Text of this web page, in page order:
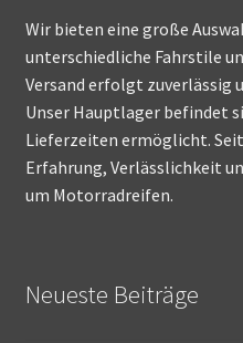
Wir bieten eine große
unterschiedliche Fahrstile
Versand erfolgt zuverlässig
Unser Hauptlager befindet
Lieferzeiten ermöglicht.
Erfahrung, Verlässlichkeit
um Motorradreifen.
Neueste Beiträge